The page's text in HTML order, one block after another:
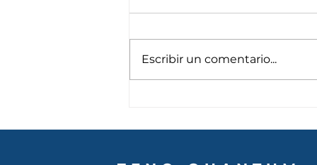
Escribir un comentario...